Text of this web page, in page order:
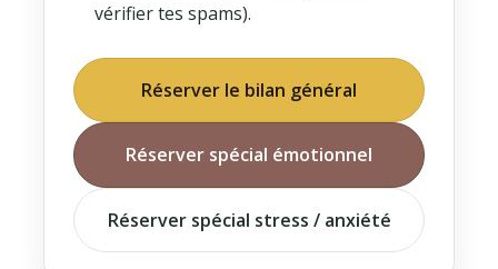
vérifier tes spams).
Réserver le bilan général
Réserver spécial émotionnel
Réserver spécial stress / anxiété